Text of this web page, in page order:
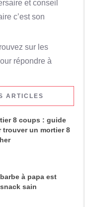
et conseil
c’est son
sur les
répondre à
ARTICLES
8 coups : guide
trouver un mortier 8
à papa est
sain